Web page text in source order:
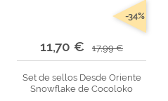
11,70 € 17,99 €
-34%
Set de sellos Desde Oriente
Snowflake de Cocoloko